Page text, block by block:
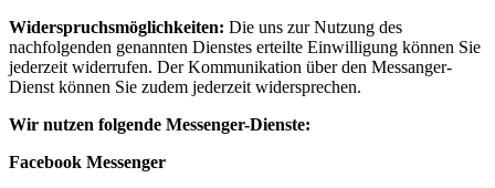
Widerspruchsmöglichkeiten: Die uns zur Nutzung des
nachfolgenden genannten Dienstes erteilte Einwilligung können Sie
jederzeit widerrufen. Der Kommunikation über den Messanger-
Dienst können Sie zudem jederzeit widersprechen.
Wir nutzen folgende Messenger-Dienste:
Facebook Messenger